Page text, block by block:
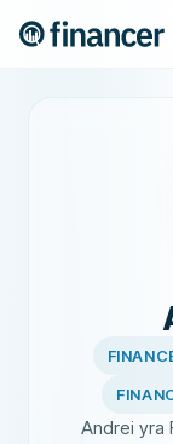
Andrei yra